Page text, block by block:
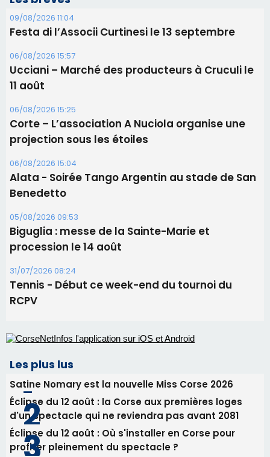
09/08/2026 11:04
Festa di l’Associi Curtinesi le 13 septembre
06/08/2026 15:57
Ucciani – Marché des producteurs à Cruculi le
11 août
06/08/2026 15:25
Corte – L’association A Nuciola organise une
projection sous les étoiles
06/08/2026 15:04
Alata - Soirée Tango Argentin au stade de San
Benedetto
05/08/2026 09:53
Biguglia : messe de la Sainte-Marie et
procession le 14 août
31/07/2026 08:24
Tennis - Début ce week-end du tournoi du
RCPV
Les plus lus
Satine Nomary est la nouvelle Miss Corse 2026
Éclipse du 12 août : la Corse aux premières loges
d'un spectacle qui ne reviendra pas avant 2081
Éclipse du 12 août : Où s'installer en Corse pour
profiter pleinement du spectacle ?